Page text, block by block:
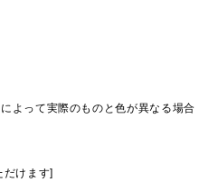
よって実際のものと色が異なる場合
だけます]